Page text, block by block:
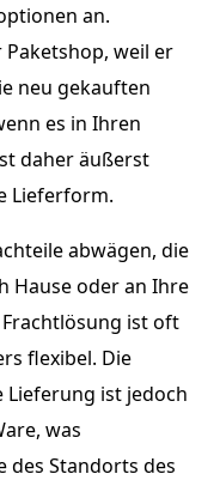
an.
weil er
neu gekauften
es in Ihren
daher äußerst
Lieferform.
abwägen, die
Hause oder an Ihre
ist oft
flexibel. Die
ist jedoch
was
des Standorts des